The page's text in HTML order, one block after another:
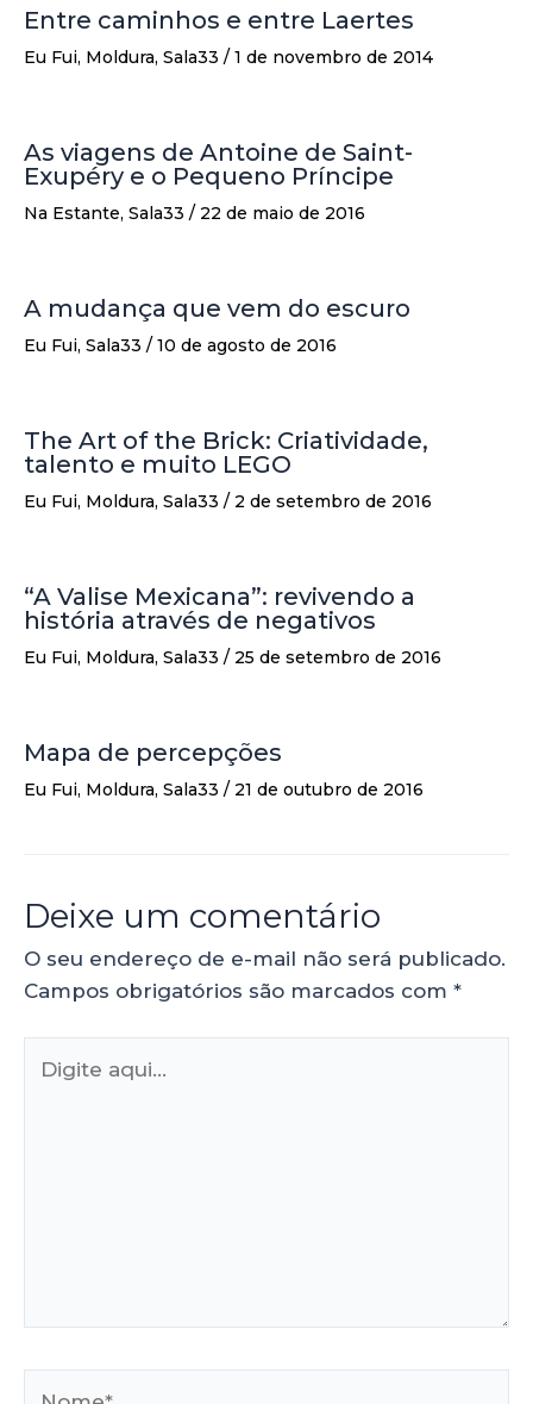
Entre caminhos e entre Laertes
Eu Fui, Moldura, Sala33 / 1 de novembro de 2014
As viagens de Antoine de Saint-
Exupéry e o Pequeno Príncipe
Na Estante, Sala33 / 22 de maio de 2016
A mudança que vem do escuro
Eu Fui, Sala33 / 10 de agosto de 2016
The Art of the Brick: Criatividade,
talento e muito LEGO
Eu Fui, Moldura, Sala33 / 2 de setembro de 2016
“A Valise Mexicana”: revivendo a
história através de negativos
Eu Fui, Moldura, Sala33 / 25 de setembro de 2016
Mapa de percepções
Eu Fui, Moldura, Sala33 / 21 de outubro de 2016
Deixe um comentário
O seu endereço de e-mail não será publicado.
Campos obrigatórios são marcados com *